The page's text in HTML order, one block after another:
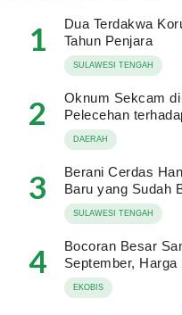
1
Dua Terdakwa
Tahun Penjara
SULAWESI TENGAH
2
Oknum Sekcam
Pelecehan
DAERAH
3
Berani Cerdas
Baru yang Sudah
SULAWESI TENGAH
4
Bocoran Besar
September,
EKOBIS